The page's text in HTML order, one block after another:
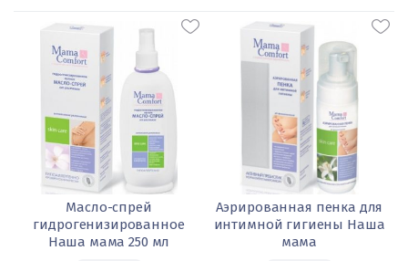
Масло-спрей
гидрогенизированное
Наша мама 250 мл
Аэрированная пенка для
интимной гигиены Наша
мама